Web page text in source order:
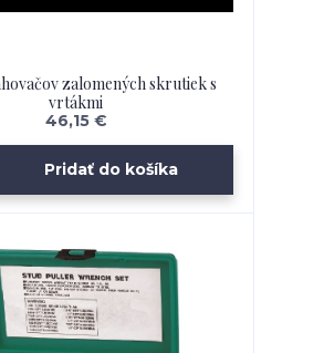
zalomených skrutiek s
vrtákmi
46,15 €
Pridať do košíka